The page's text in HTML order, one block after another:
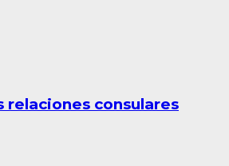
relaciones consulares